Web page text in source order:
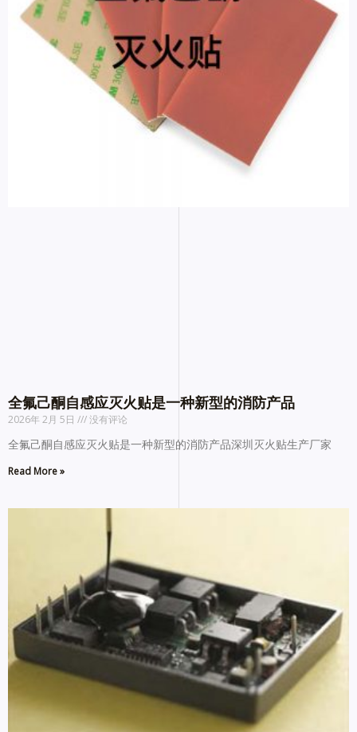
全氟己酮自感应灭火贴是一种新型的消防产品
2026年 2月 5日 没有评论
全氟己酮自感应灭火贴是一种新型的消防产品深圳灭火贴生产厂家
Read More »